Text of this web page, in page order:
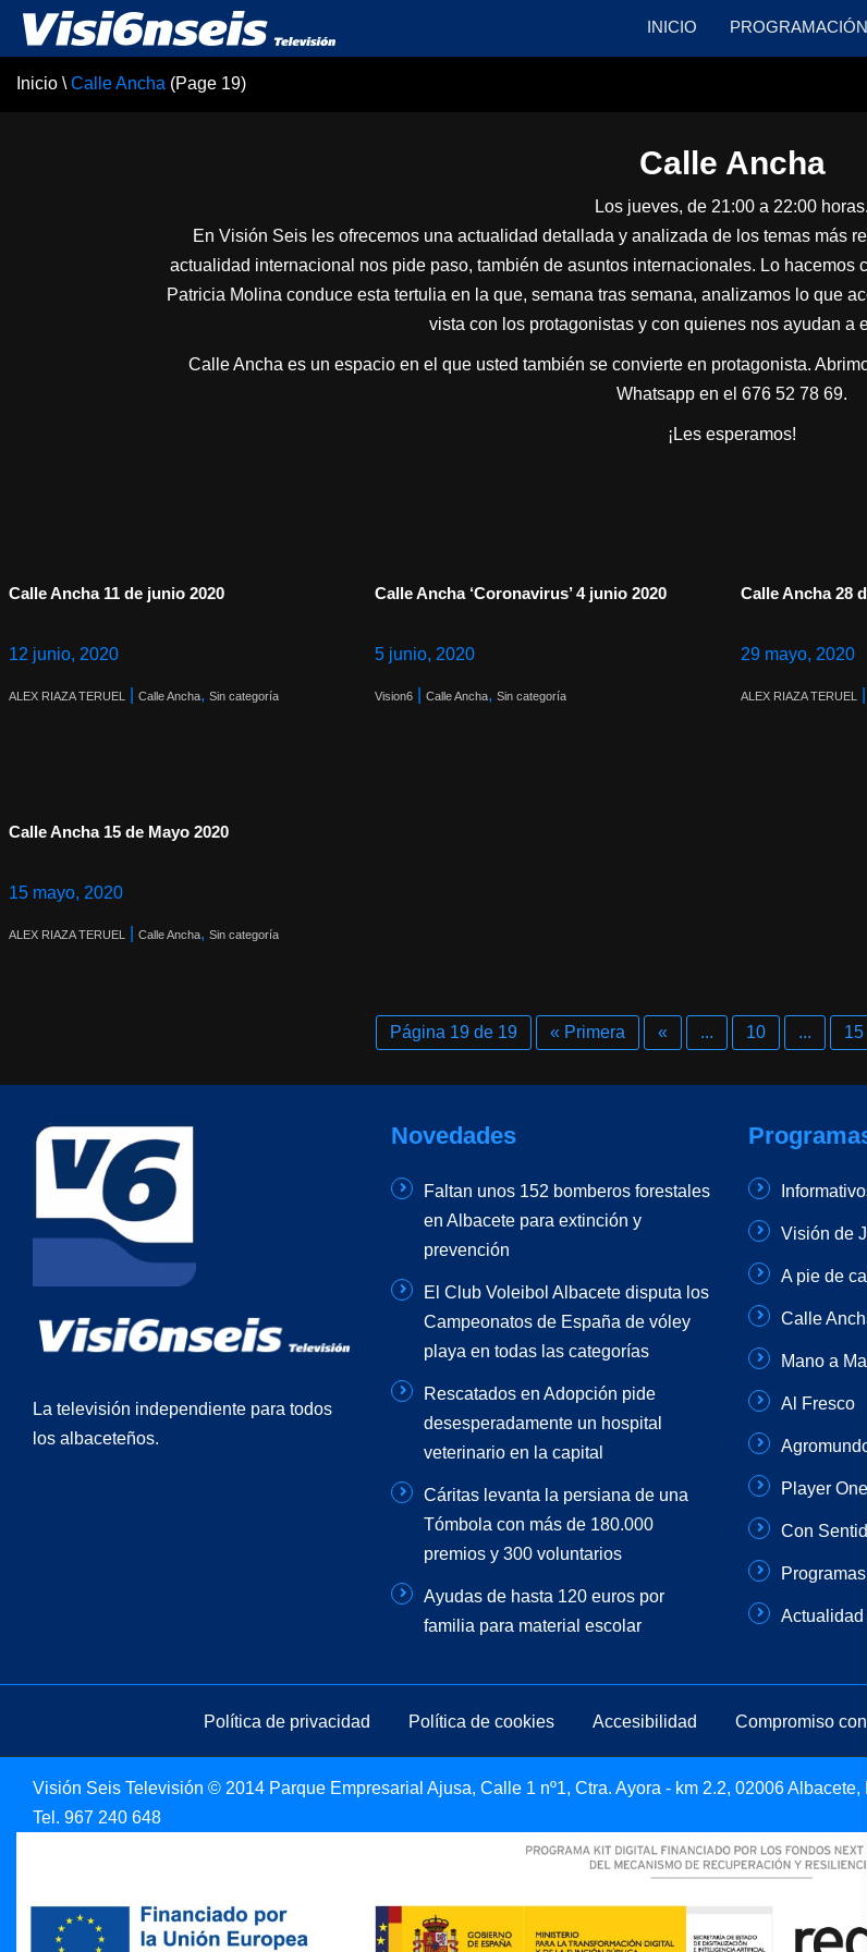
INICIO PROGRAMACIÓN
Inicio \ Calle Ancha (Page 19)
Calle Ancha
Los jueves, de 21:00 a 22:00 horas.
En Visión Seis les ofrecemos una actualidad detallada y analizada de los temas más
actualidad internacional nos pide paso, también de asuntos internacionales. Lo hacemos
Patricia Molina conduce esta tertulia en la que, semana tras semana, analizamos lo que
vista con los protagonistas y con quienes nos ayudan a
Calle Ancha es un espacio en el que usted también se convierte en protagonista.
Whatsapp en el 676 52 78 69.
¡Les esperamos!
Calle Ancha 11 de junio 2020
12 junio, 2020
ALEX RIAZA TERUEL Calle Ancha, Sin categoría
Calle Ancha ‘Coronavirus’ 4 junio 2020
5 junio, 2020
Vision6 Calle Ancha, Sin categoría
Calle Ancha 28
29 mayo, 2020
ALEX RIAZA TERUEL
Calle Ancha 15 de Mayo 2020
15 mayo, 2020
ALEX RIAZA TERUEL Calle Ancha, Sin categoría
Página 19 de 19 « Primera « ... 10 ... 15
La televisión independiente para todos
los albaceteños.
Novedades
Faltan unos 152 bomberos forestales
en Albacete para extinción y
prevención
El Club Voleibol Albacete disputa los
Campeonatos de España de vóley
playa en todas las categorías
Rescatados en Adopción pide
desesperadamente un hospital
veterinario en la capital
Cáritas levanta la persiana de una
Tómbola con más de 180.000
premios y 300 voluntarios
Ayudas de hasta 120 euros por
familia para material escolar
Visión de
A pie de
Calle
Mano a
Al Fresco
Player One
Con
Política de privacidad Política de cookies Accesibilidad Compromiso
Visión Seis Televisión © 2014 Parque Empresarial Ajusa, Calle 1 nº1, Ctra. Ayora - km 2.2, 02006 Albacete,
Tel. 967 240 648